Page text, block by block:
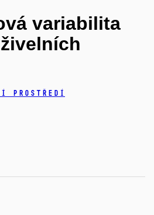
variabilita
prostředí